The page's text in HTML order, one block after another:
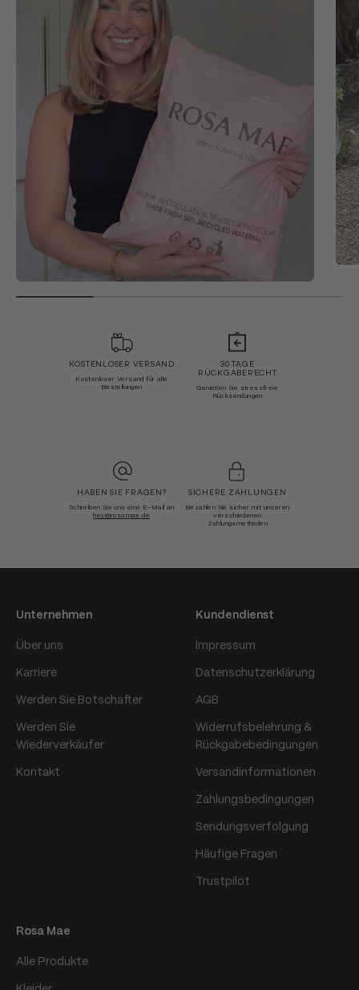
KOSTENLOSER VERSAND
Kostenloser Versand für alle
Bestellungen
30 TAGE
RÜCKGABERECHT
Genießen Sie stressfreie
Rücksendungen
HABEN SIE FRAGEN?
Schreiben Sie uns eine E-Mail an
hey@rosamae.de
SICHERE ZAHLUNGEN
Bezahlen Sie sicher mit unseren
verschiedenen
Zahlungsmethoden
Unternehmen
Über uns
Karriere
Werden Sie Botschafter
Werden Sie
Wiederverkäufer
Kontakt
Kundendienst
Impressum
Datenschutzerklärung
AGB
Widerrufsbelehrung &
Rückgabebedingungen
Versandinformationen
Zahlungsbedingungen
Sendungsverfolgung
Häufige Fragen
Trustpilot
Rosa Mae
Alle Produkte